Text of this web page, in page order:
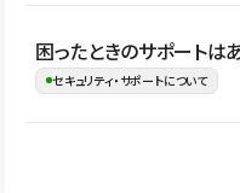
ながらレイアウトに影響を
す。
Studioでは、公開サイトや
の暗号化、データ保護、ア
はSSL/TLSによる通信暗号
困ったときのサポートは
セキュリティ・サポートについて
操作方法や機能については